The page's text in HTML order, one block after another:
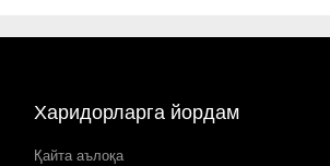
Харидорларга йордам
Қайта аълоқа